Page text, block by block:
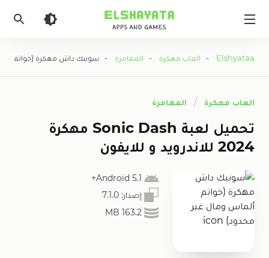
Elshyataa
- العاب مهكرة - المغامرة - سونيك داش مهكرة (خواتم
العاب مهكرة المغامرة
تحميل لعبة Sonic Dash مهكرة
2024 للاندرويد و للايفون
5.1 Android+
إصدار: 7.1.0
163.2 MB